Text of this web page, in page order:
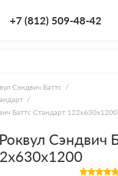
+7 (812) 509-48-42
Сэндвич Баттс
Баттс Стандарт 122х630х1200
Сэндвич